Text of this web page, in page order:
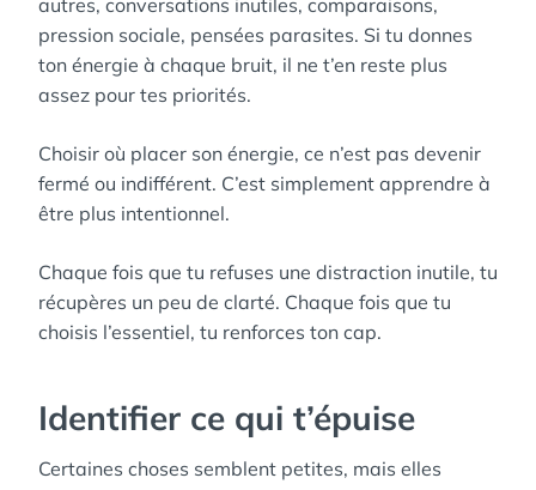
pression sociale, pensées parasites. Si tu donnes
ton énergie à chaque bruit, il ne t’en reste plus
assez pour tes priorités.
Choisir où placer son énergie, ce n’est pas devenir
fermé ou indifférent. C’est simplement apprendre à
être plus intentionnel.
Chaque fois que tu refuses une distraction inutile, tu
récupères un peu de clarté. Chaque fois que tu
choisis l’essentiel, tu renforces ton cap.
Identifier ce qui t’épuise
Certaines choses semblent petites, mais elles